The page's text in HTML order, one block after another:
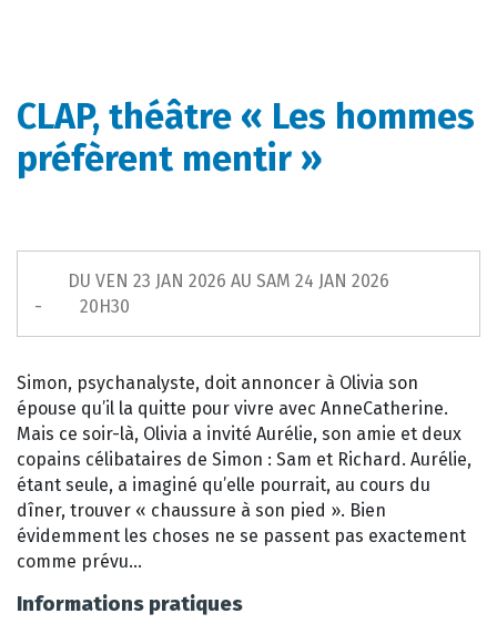
CLAP, théâtre « Les hommes
préfèrent mentir »
DU VEN 23 JAN 2026 AU SAM 24 JAN 2026
20H30
Simon, psychanalyste, doit annoncer à Olivia son
épouse qu’il la quitte pour vivre avec AnneCatherine.
Mais ce soir-là, Olivia a invité Aurélie, son amie et deux
copains célibataires de Simon : Sam et Richard. Aurélie,
étant seule, a imaginé qu’elle pourrait, au cours du
dîner, trouver « chaussure à son pied ». Bien
évidemment les choses ne se passent pas exactement
comme prévu…
Informations pratiques